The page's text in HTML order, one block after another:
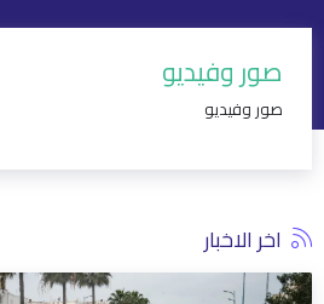
صور وفيديو
صور وفيديو
اخر الاخبار